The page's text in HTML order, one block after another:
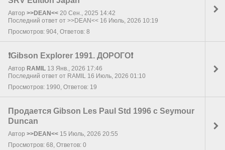
Автор >>DEAN<< 20 Сен., 2025 14:42
Последний ответ от >>DEAN<< 16 Июль, 2026 10:19
Просмотров: 904, Ответов: 8
❗Gibson Explorer 1991. ДОРОГО❗
Автор RAMIL 13 Янв., 2026 17:46
Последний ответ от RAMIL 16 Июль, 2026 01:10
Просмотров: 1990, Ответов: 19
Продается Gibson Les Paul Std 1996 с Seymour
Duncan
Автор >>DEAN<< 15 Июль, 2026 20:55
Просмотров: 68, Ответов: 0